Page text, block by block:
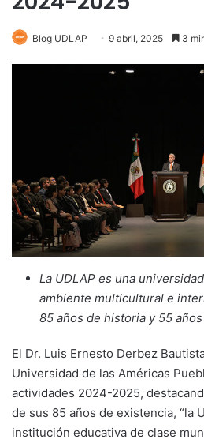
Blog UDLAP 9 abril, 2025 3
La UDLAP es una
ambiente multicultural e
85 años de historia y 55
El Dr. Luis Ernesto Derbez
Universidad de las Américas
actividades 2024-2025,
de sus 85 años de existencia, “la
institución educativa de clase